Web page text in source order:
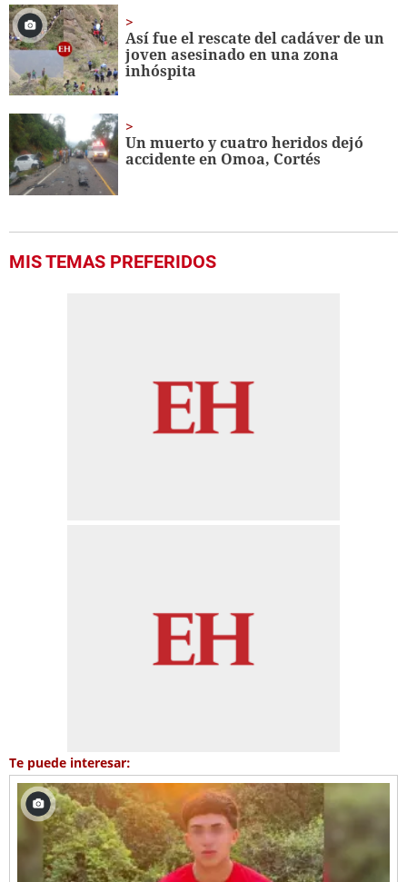
Así fue el rescate del cadáver de un
joven asesinado en una zona
inhóspita
Un muerto y cuatro heridos dejó
accidente en Omoa, Cortés
MIS TEMAS PREFERIDOS
Te puede interesar: